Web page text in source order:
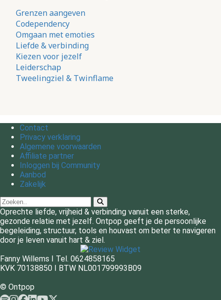
Grenzen aangeven
Codependency
Omgaan met emoties
Liefde & verbinding
Kiezen voor jezelf
Leiderschap
Tweelingziel & Twinflame
Contact
Privacy verklaring
Algemene voorwaarden
Affiliate partner
Inloggen bij Community
Aanbod
Zakelijk
Oprechte liefde, vrijheid & verbinding vanuit een sterke,
gezonde relatie met jezelf. Ontpop geeft je de persoonlijke
begeleiding, structuur, tools en houvast om beter te navigeren
door je leven vanuit hart & ziel.
Fanny Willems I Tel. 0624858165
KVK 70138850 I BTW NL001799993B09
© Ontpop